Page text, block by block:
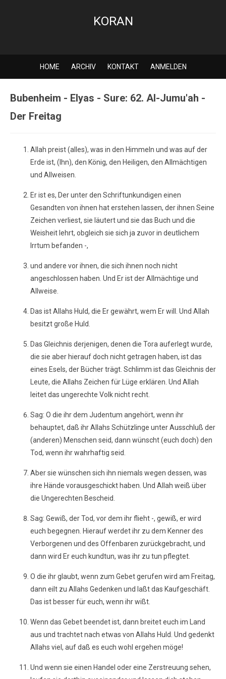
KORAN
HOME ARCHIV KONTAKT ANMELDEN
Bubenheim - Elyas - Sure: 62. Al-Jumu'ah -
Der Freitag
Allah preist (alles), was in den Himmeln und was auf der
Erde ist, (Ihn), den König, den Heiligen, den Allmächtigen
und Allweisen.
Er ist es, Der unter den Schriftunkundigen einen
Gesandten von ihnen hat erstehen lassen, der ihnen Seine
Zeichen verliest, sie läutert und sie das Buch und die
Weisheit lehrt, obgleich sie sich ja zuvor in deutlichem
Irrtum befanden -,
und andere vor ihnen, die sich ihnen noch nicht
angeschlossen haben. Und Er ist der Allmächtige und
Allweise.
Das ist Allahs Huld, die Er gewährt, wem Er will. Und Allah
besitzt große Huld.
Das Gleichnis derjenigen, denen die Tora auferlegt wurde,
die sie aber hierauf doch nicht getragen haben, ist das
eines Esels, der Bücher trägt. Schlimm ist das Gleichnis der
Leute, die Allahs Zeichen für Lüge erklären. Und Allah
leitet das ungerechte Volk nicht recht.
Sag: O die ihr dem Judentum angehört, wenn ihr
behauptet, daß ihr Allahs Schützlinge unter Ausschluß der
(anderen) Menschen seid, dann wünscht (euch doch) den
Tod, wenn ihr wahrhaftig seid.
Aber sie wünschen sich ihn niemals wegen dessen, was
ihre Hände vorausgeschickt haben. Und Allah weiß über
die Ungerechten Bescheid.
Sag: Gewiß, der Tod, vor dem ihr flieht -, gewiß, er wird
euch begegnen. Hierauf werdet ihr zu dem Kenner des
Verborgenen und des Offenbaren zurückgebracht, und
dann wird Er euch kundtun, was ihr zu tun pflegtet.
O die ihr glaubt, wenn zum Gebet gerufen wird am Freitag,
dann eilt zu Allahs Gedenken und laßt das Kaufgeschäft.
Das ist besser für euch, wenn ihr wißt.
Wenn das Gebet beendet ist, dann breitet euch im Land
aus und trachtet nach etwas von Allahs Huld. Und gedenkt
Allahs viel, auf daß es euch wohl ergehen möge!
Und wenn sie einen Handel oder eine Zerstreuung sehen,